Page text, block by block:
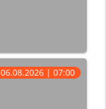
06.08.2026 | 07:00